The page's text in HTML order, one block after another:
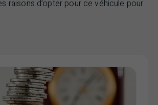
raisons d’opter pour ce véhicule pour